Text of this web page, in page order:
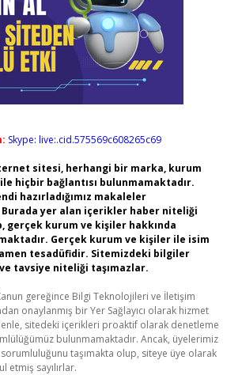
Skype: live:.cid.575569c608265c69
sitesi, herhangi bir marka, kurum
hiçbir bağlantısı bulunmamaktadır.
hazırladığımız makaleler
Burada yer alan içerikler haber niteliği
gerçek kurum ve kişiler hakkında
Gerçek kurum ve kişiler ile isim
tesadüfidir. Sitemizdeki bilgiler
tavsiye niteliği taşımazlar.
gereğince Bilgi Teknolojileri ve İletişim
onaylanmış bir Yer Sağlayıcı olarak hizmet
sitedeki içerikleri proaktif olarak denetleme
bulunmamaktadır. Ancak, üyelerimiz
taşımakta olup, siteye üye olarak
etmiş sayılırlar.